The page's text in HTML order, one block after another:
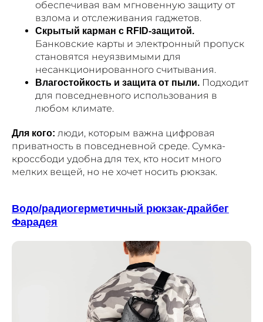
обеспечивая вам мгновенную защиту от
взлома и отслеживания гаджетов.
Скрытый карман с RFID-защитой.
Банковские карты и электронный пропуск
становятся неуязвимыми для
несанкционированного считывания.
Влагостойкость и защита от пыли. Подходит
для повседневного использования в
любом климате.
Для кого: люди, которым важна цифровая
приватность в повседневной среде. Сумка-
кроссбоди удобна для тех, кто носит много
мелких вещей, но не хочет носить рюкзак.
Водо/радиогерметичный рюкзак-драйбег
Фарадея